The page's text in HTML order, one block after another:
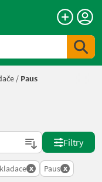
/ Paus
Filtry
x Paus x